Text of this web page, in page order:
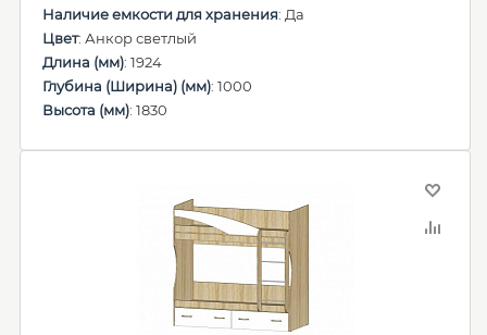
Наличие емкости для хранения: Да
Цвет: Анкор светлый
Длина (мм): 1924
Глубина (Ширина) (мм): 1000
Высота (мм): 1830